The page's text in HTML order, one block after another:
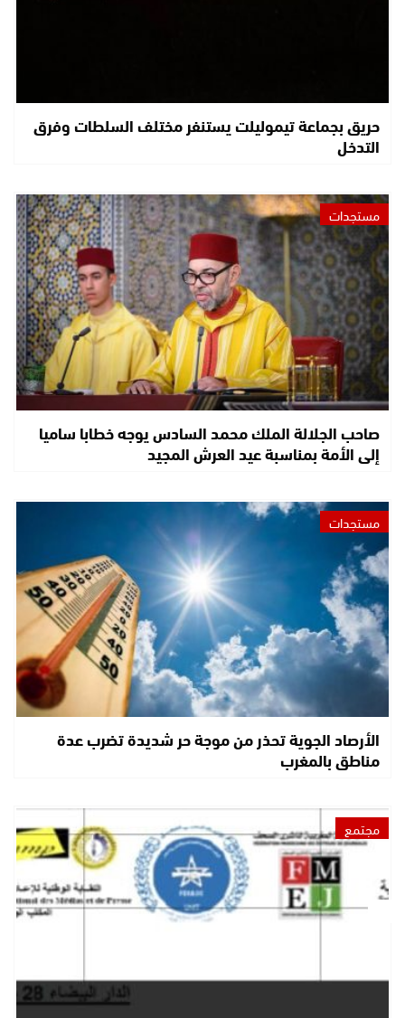
حريق بجماعة تيموليلت يستنفر مختلف السلطات وفرق
التدخل
مستجدات
صاحب الجلالة الملك محمد السادس يوجه خطابا ساميا
إلى الأمة بمناسبة عيد العرش المجيد
مستجدات
الأرصاد الجوية تحذر من موجة حر شديدة تضرب عدة
مناطق بالمغرب
مجتمع